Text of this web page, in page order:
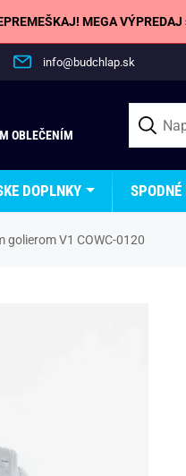
MEGA
info@budchlap.sk
OBLEČENÍM
DOPLNKY SPODNÉ
golierom V1 COWC-0120